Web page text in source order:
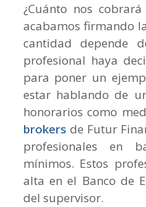
¿Cuánto nos
acabamos firmando
cantidad depende
profesional haya
para poner un
estar hablando de
honorarios como
brokers de Futur
profesionales en
mínimos. Estos
alta en el Banco de
del supervisor.